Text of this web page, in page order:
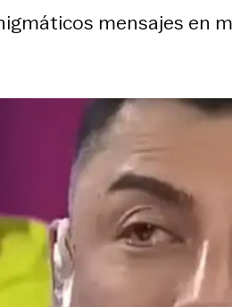
mensajes en